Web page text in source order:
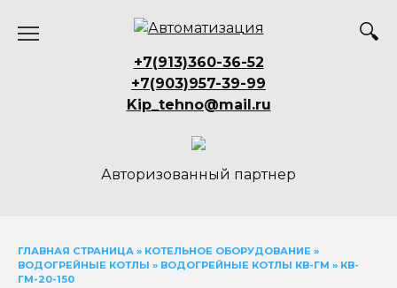
+7(913)360-36-52
+7(903)957-39-99
Kip_tehno@mail.ru
Авторизованный партнер
ГЛАВНАЯ СТРАНИЦА » КОТЕЛЬНОЕ ОБОРУДОВАНИЕ »
ВОДОГРЕЙНЫЕ КОТЛЫ » ВОДОГРЕЙНЫЕ КОТЛЫ КВ-ГМ » КВ-
ГМ-20-150